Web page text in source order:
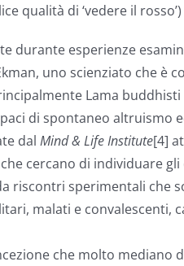
qualità di ‘vedere il
durante esperienze
uno scienziato che è
Lama
di spontaneo altruismo
dal Mind & Life Institute[4]
cercano di individuare
riscontri sperimentali che
malati e convalescenti,
che molto mediano